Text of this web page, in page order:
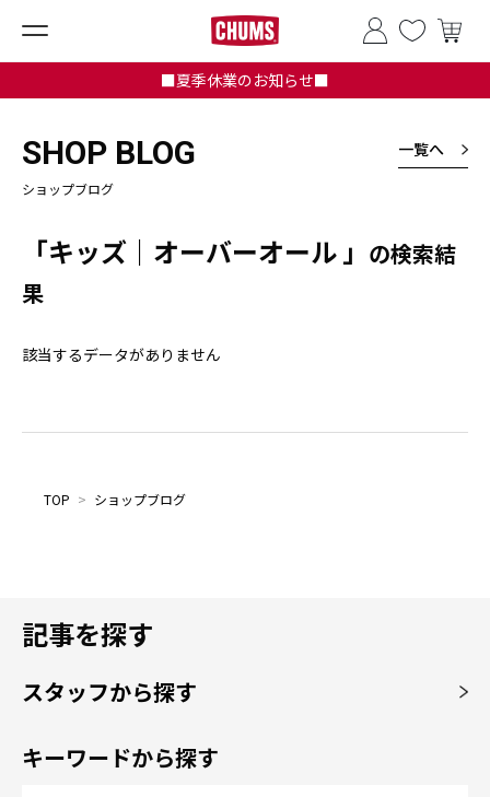
■夏季休業のお知らせ■
SHOP BLOG
ショップブログ
一覧へ
「キッズ｜オーバーオール 」 の検索結
果
該当するデータがありません
TOP > ショップブログ
記事を探す
スタッフから探す
キーワードから探す